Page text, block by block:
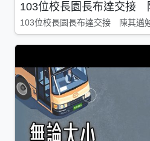
103位校長園長布達交接
103位校長園長布達交接 陳其邁